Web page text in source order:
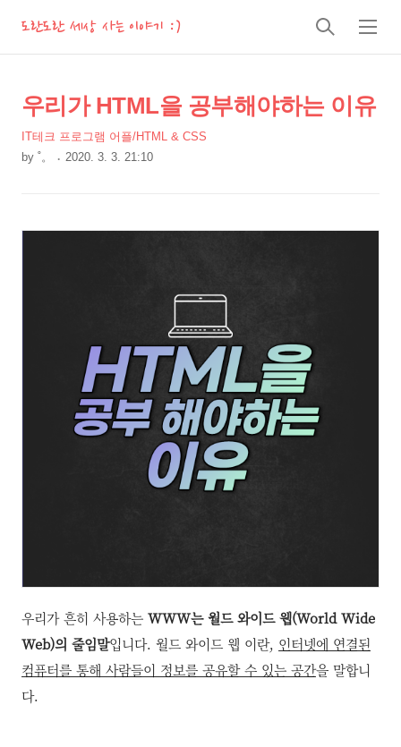
도란도란 세상 사는 이야기 :)
검
메
상
컨
본
문
제
목
우리가 HTML을 공부해야하는 이유
IT테크 프로그램 어플/HTML & CSS
by ˚。 2020. 3. 3. 21:10
우리가 흔히 사용하는 WWW는 월드 와이드 웹(World Wide
Web)의 줄임말입니다. 월드 와이드 웹 이란, 인터넷에 연결된
컴퓨터를 통해 사람들이 정보를 공유할 수 있는 공간을 말합니
다.